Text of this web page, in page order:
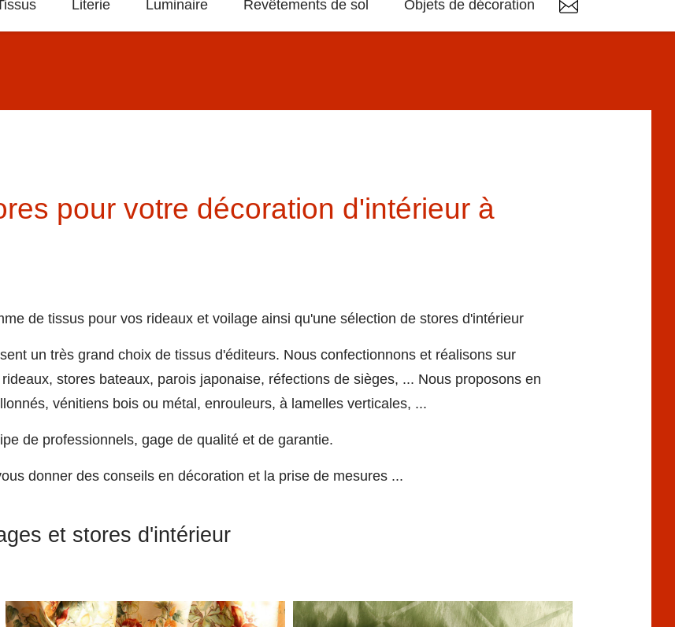
Literie Luminaire Revêtements de sol Objets de décoration
pour votre décoration d'intérieur à
de tissus pour vos rideaux et voilage ainsi qu'une sélection de stores d'intérieur
un très grand choix de tissus d'éditeurs. Nous confectionnons et réalisons sur
stores bateaux, parois japonaise, réfections de sièges, ... Nous proposons en
vénitiens bois ou métal, enrouleurs, à lamelles verticales, ...
de professionnels, gage de qualité et de garantie.
donner des conseils en décoration et la prise de mesures ...
et stores d'intérieur